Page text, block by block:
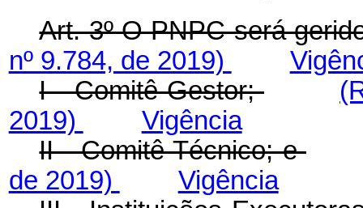
Art. 3º O PNPC será
nº 9.784, de 2019)
I - Comitê Gestor;
2019)
Vigência
II - Comitê Técnico; e
de 2019)
Vigência